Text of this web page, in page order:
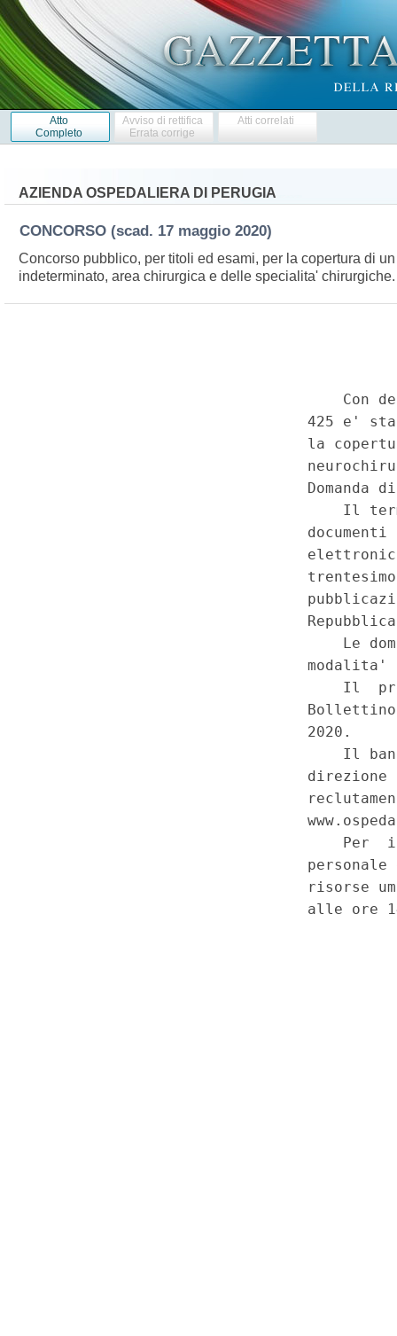
Atto
Completo
Avviso di rettifica
Errata corrige
Atti correlati
AZIENDA OSPEDALIERA DI PERUGIA
CONCORSO (scad. 17 maggio 2020)
Concorso pubblico, per titoli ed esami, per la copertura di
indeterminato, area chirurgica e delle specialita'